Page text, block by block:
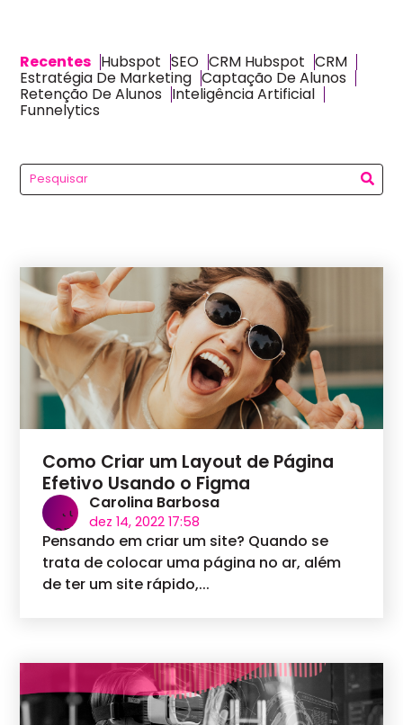
Recentes Hubspot SEO CRM Hubspot CRM
Estratégia De Marketing Captação De Alunos
Retenção De Alunos Inteligência Artificial
Funnelytics
Como Criar um Layout de Página
Efetivo Usando o Figma
Carolina Barbosa
dez 14, 2022 17:58
Pensando em criar um site? Quando se
trata de colocar uma página no ar, além
de ter um site rápido,...